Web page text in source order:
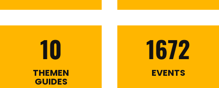
10
THEMEN
GUIDES
1672
EVENTS